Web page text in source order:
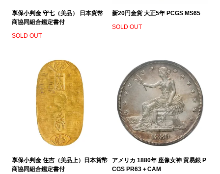
享保小判金 守七（美品） 日本貨幣
商協同組合鑑定書付
SOLD OUT
新20円金貨 大正5年 PCGS MS65
SOLD OUT
享保小判金 住吉（美品上）日本貨幣
商協同組合鑑定書付
アメリカ 1880年 座像女神 貿易銀 P
CGS PR63＋CAM